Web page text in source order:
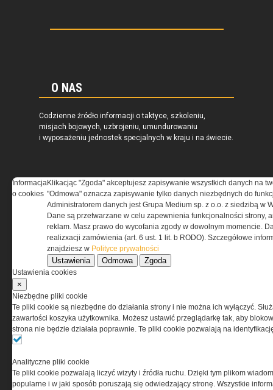
O NAS
Codzienne źródło informacji o taktyce, szkoleniu,
misjach bojowych, uzbrojeniu, umundurowaniu
i wyposażeniu jednostek specjalnych w kraju i na świecie.
REGULAMIN
Regulamin określa zasady korzystania z portalu
www.special-ops.pl
Korzystanie z portalu jest równoznaczne
przez Grupa MEDIUM Spółka z ograniczoną
odpowiedzialnością Spółka komandytowa, nr KRS:
0000537655, NIP 1132860378, REGON 146393437
(zwana dalej Grupa MEDIUM) w postaci Regulaminu.
Informacja
o cookies
Klikacjąc "Zgoda" akceptujesz zapisywanie wszystkich danych na
"Odmowa" oznacza zapisywanie tylko danych niezbędnych do
Administratorem danych jest Grupa Medium sp. z o.o. z siedzibą w
Dane są przetwarzane w celu zapewnienia funkcjonalności strony,
reklam. Masz prawo do wycofania zgody w dowolnym momencie.
realizxacji zamówienia (art. 6 ust. 1 lit. b RODO). Szczegółowe
znajdziesz w Polityce prywatności
Ustawienia Odmowa Zgoda
Ustawienia cookies
×
Niezbędne pliki cookie
Te pliki cookie są niezbędne do działania strony i nie można ich wyłączyć.
zawartości koszyka użytkownika. Możesz ustawić przeglądarkę tak, aby
strona nie będzie działała poprawnie. Te pliki cookie pozwalają na
Analityczne pliki cookie
Te pliki cookie pozwalają liczyć wizyty i źródła ruchu. Dzięki tym plikom
popularne i w jaki sposób poruszają się odwiedzający stronę. Wszystkie